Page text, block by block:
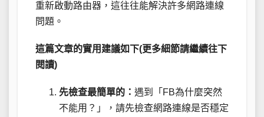
重新啟動路由器，這往往能解決許多網路連線
問題。
這篇文章的實用建議如下(更多細節請繼續往下
閱讀)
先檢查最簡單的： 遇到「FB為什麼突然
不能用？」，請先檢查網路連線是否穩定